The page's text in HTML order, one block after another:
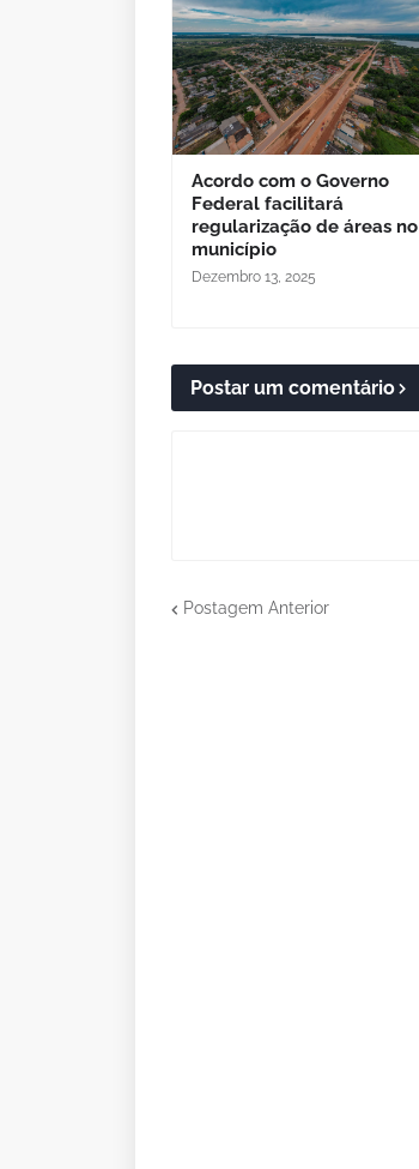
Acordo com o Governo
Federal facilitará
regularização de áreas no
município
Dezembro 13, 2025
Postar um comentário
Postagem Anterior